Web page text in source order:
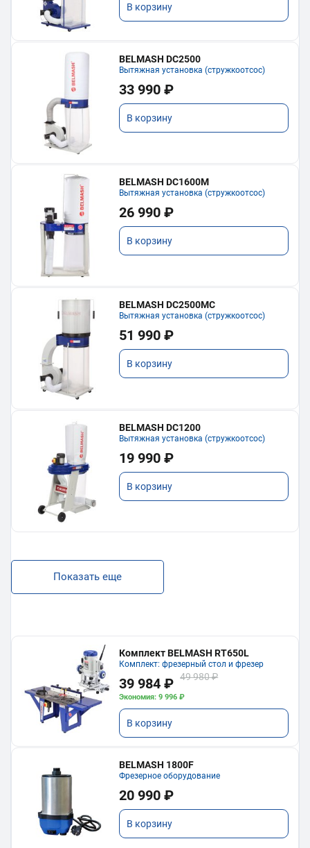
В корзину
BELMASH DC2500
Вытяжная установка (стружкоотсос)
33 990 ₽
В корзину
BELMASH DC1600M
Вытяжная установка (стружкоотсос)
26 990 ₽
В корзину
BELMASH DC2500MC
Вытяжная установка (стружкоотсос)
51 990 ₽
В корзину
BELMASH DC1200
Вытяжная установка (стружкоотсос)
19 990 ₽
В корзину
Показать еще
Комплект BELMASH RT650L
Комплект: фрезерный стол и фрезер
39 984 ₽ 49 980 ₽
Экономия: 9 996 ₽
В корзину
BELMASH 1800F
Фрезерное оборудование
20 990 ₽
В корзину